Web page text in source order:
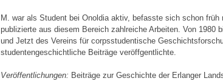
M. war als Student bei Onoldia aktiv, befasste sich schon
publizierte aus diesem Bereich zahlreiche Arbeiten. Von 1980
und Jetzt des Vereins für corpsstudentische
studentengeschichtliche Beiträge veröffgentlichte.
Veröffentlichungen: Beiträge zur Geschichte der Erlanger